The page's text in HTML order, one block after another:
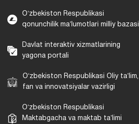
Oʻzbekiston Respublikasi
qonunchilik maʼlumotlari milliy bazasi
Davlat interaktiv xizmatlarining
yagona portali
Oʻzbekiston Respublikasi Oliy taʼlim,
fan va innovatsiyalar vazirligi
Oʻzbekiston Respublikasi
Maktabgacha va maktab taʼlimi